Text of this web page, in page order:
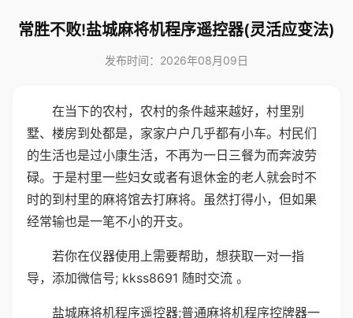
常胜不败!盐城麻将机程序遥控器(灵活应变法)
发布时间：2026年08月09日
在当下的农村，农村的条件越来越好，村里别
墅、楼房到处都是，家家户户几乎都有小车。村民们
的生活也是过小康生活，不再为一日三餐为而奔波劳
碌。于是村里一些妇女或者有退休金的老人就会时不
时的到村里的麻将馆去打麻将。虽然打得小，但如果
经常输也是一笔不小的开支。
若你在仪器使用上需要帮助，想获取一对一指
导，添加微信号; kkss8691 随时交流 。
盐城麻将机程序遥控器;普通麻将机程序控牌器一